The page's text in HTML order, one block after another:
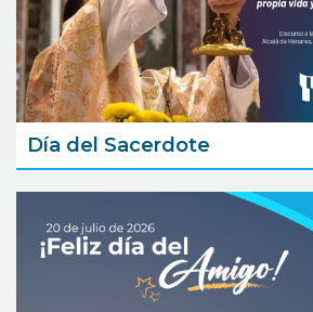
Día del Sacerdote